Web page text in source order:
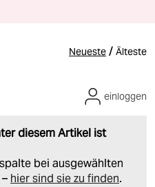
Neueste / Älteste
diesem Artikel ist
bei ausgewählten
hier sind sie zu finden.
einloggen